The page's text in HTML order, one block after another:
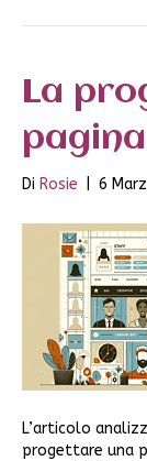
La
Di Rosie 6
L’articolo
progettare una